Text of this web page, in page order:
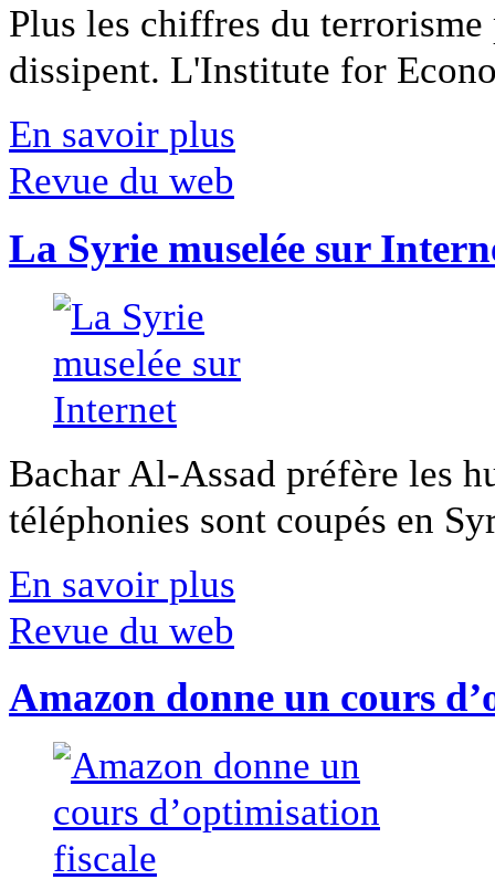
Plus les chiffres du
dissipent. L'Institute for
En savoir plus
Revue du web
La Syrie muselée sur
Bachar Al-Assad préfère les
téléphonies sont coupés en
En savoir plus
Revue du web
Amazon donne un cours